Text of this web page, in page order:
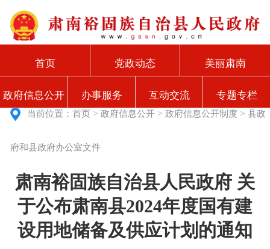
首页 党政动态 美丽肃南
政府信息公开 办事服务 互动交流 专题专栏
当前位置：首页 >政府信息公开 >政府信息公开制度 >县政
府和县政府办公室文件
肃南裕固族自治县人民政府 关
于公布肃南县2024年度国有建
设用地储备及供应计划的通知